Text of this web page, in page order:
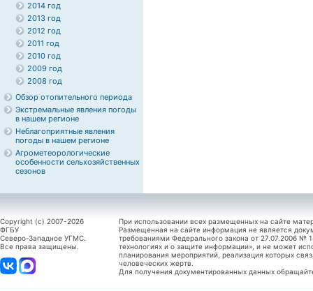
2014 год
2013 год
2012 год
2011 год
2010 год
2009 год
2008 год
Обзор отопительного периода
Экстремальные явления погоды
в нашем регионе
Неблагоприятные явления
погоды в нашем регионе
Агрометеорологические
особенности сельхозяйственных
сезонов
Copyright (c) 2007-2026
ФГБУ
Северо-Западное УГМС.
Все права защищены.
При использовании всех размещенных на сайте
Размещенная на сайте информация не является
требованиями Федерального закона от 27.07.2006
технологиях и о защите информации», и не может
планирования мероприятий, реализация которых
человеческих жертв.
Для получения документированных данных